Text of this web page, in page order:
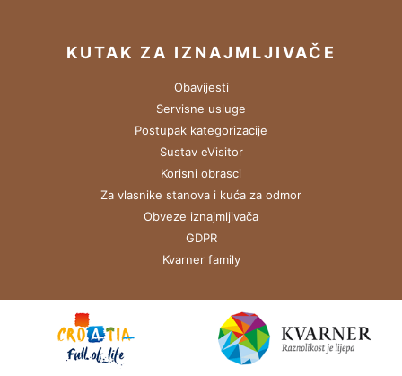
KUTAK ZA IZNAJMLJIVAČE
Obavijesti
Servisne usluge
Postupak kategorizacije
Sustav eVisitor
Korisni obrasci
Za vlasnike stanova i kuća za odmor
Obveze iznajmljivača
GDPR
Kvarner family